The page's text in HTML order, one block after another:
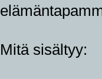
Mitä sisältyy: